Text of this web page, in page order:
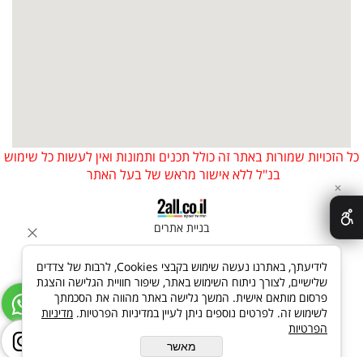
כל הזכויות שמורות באתר זה כולל תכנים ותמונות ואין לעשות כל שימוש
בנ"ל ללא אישור מראש של בעל האתר
בניית אתרים
✕
לידיעתך, באתרנו נעשה שימוש בקבצי Cookies, לרבות של צדדים
שלישיים, לצורך ניתוח השימוש באתר, שיפור חוויית הגלישה והצגת
פרסום מותאם אישית. המשך גלישה באתר מהווה את הסכמתך
לשימוש זה. לפרטים נוספים ניתן לעיין במדיניות הפרטיות. מדיניות
הפרטיות
מאשר